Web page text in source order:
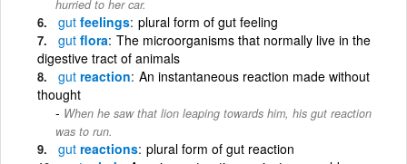
hurried to her car.
gut feelings plural form of gut feeling
gut flora The microorganisms that normally live in the
digestive tract of animals
gut reaction An instantaneous reaction made without
thought
When he saw that lion leaping towards him, his gut reaction
was to run.
gut reactions plural form of gut reaction